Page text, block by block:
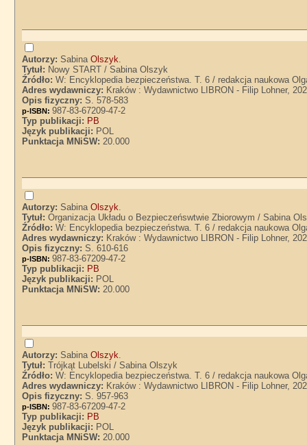
Autorzy:SabinaOlszyk.
Tytuł: Nowy START / Sabina Olszyk
Źródło:W: Encyklopedia bezpieczeństwa. T. 6 / redakcja naukowa
Adres wydawniczy: Kraków : Wydawnictwo LIBRON - Filip Lohner,
Opis fizyczny:S. 578-583
p-ISBN:987-83-67209-47-2
Typ publikacji: PB
Język publikacji: POL
Punktacja MNiSW:20.000
Autorzy:SabinaOlszyk.
Tytuł:Organizacja Układu o Bezpieczeńswtwie Zbiorowym / Sabina
Źródło:W: Encyklopedia bezpieczeństwa. T. 6 / redakcja naukowa
Adres wydawniczy: Kraków : Wydawnictwo LIBRON - Filip Lohner,
Opis fizyczny:S. 610-616
p-ISBN:987-83-67209-47-2
Typ publikacji: PB
Język publikacji: POL
Punktacja MNiSW:20.000
Autorzy:SabinaOlszyk.
Tytuł:Trójkąt Lubelski / Sabina Olszyk
Źródło:W: Encyklopedia bezpieczeństwa. T. 6 / redakcja naukowa
Adres wydawniczy: Kraków : Wydawnictwo LIBRON - Filip Lohner,
Opis fizyczny:S. 957-963
p-ISBN:987-83-67209-47-2
Typ publikacji: PB
Język publikacji: POL
Punktacja MNiSW:20.000